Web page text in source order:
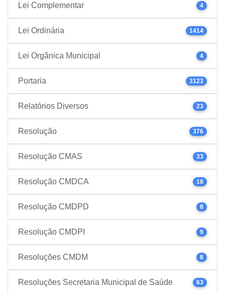
Lei Complementar 4
Lei Ordinária 1414
Lei Orgânica Municipal 4
Portaria 3123
Relatórios Diversos 23
Resolução 376
Resolução CMAS 33
Resolução CMDCA 18
Resolução CMDPD 8
Resolução CMDPI 9
Resoluções CMDM 8
Resoluções Secretaria Municipal de Saúde 63